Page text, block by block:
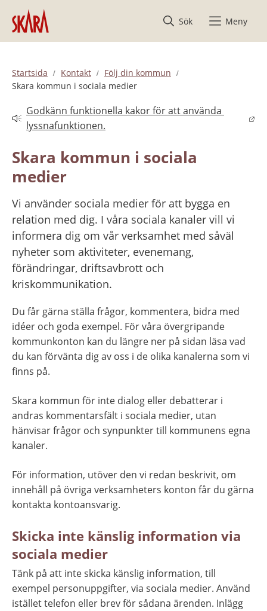
Hoppa till innehåll
Sök
Meny
Startsida Kontakt
Följ din kommun
Skara kommun i sociala medier
Godkänn funktionella kakor för att använda
lyssnafunktionen.
Länk till annan webbplats.
Skara kommun i sociala
medier
Vi använder sociala medier för att bygga en
relation med dig. I våra sociala kanaler vill vi
informera dig om vår verksamhet med såväl
nyheter som aktiviteter, evenemang,
förändringar, driftsavbrott och
kriskommunikation.
Du får gärna ställa frågor, kommentera, bidra med
idéer och goda exempel. För våra övergripande
kommunkonton kan du längre ner på sidan läsa vad
du kan förvänta dig av oss i de olika kanalerna som vi
finns på.
Skara kommun för inte dialog eller debatterar i
andras kommentarsfält i sociala medier, utan
hänvisar frågor och synpunkter till kommunens egna
kanaler.
För information, utöver den vi redan beskrivit, om
innehåll på övriga verksamheters konton får du gärna
kontakta kontoansvarig.
Skicka inte känslig information via
sociala medier
Tänk på att inte skicka känslig information, till
exempel personuppgifter, via sociala medier. Använd
istället telefon eller brev för sådana ärenden. Inlägg